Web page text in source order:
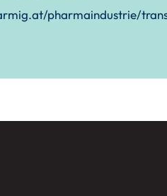
pharmaindustrie/